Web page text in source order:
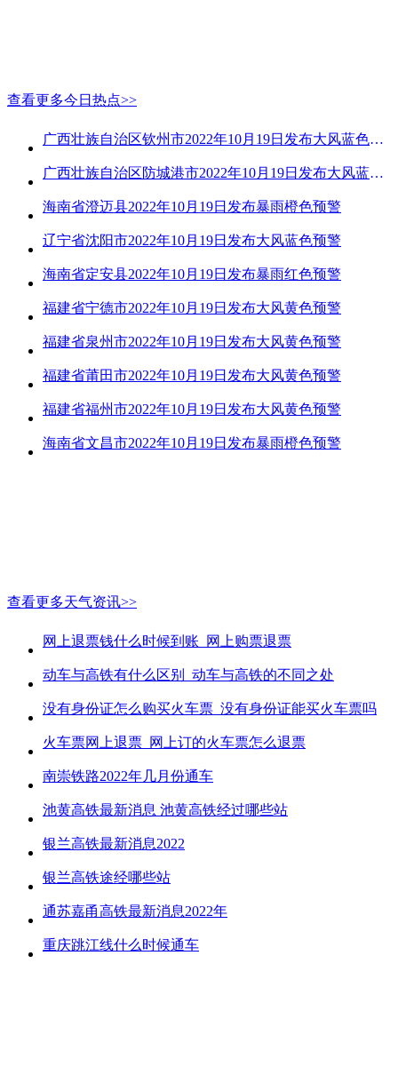
查看更多今日热点>>
广西壮族自治区钦州市2022年10月19日发布大风蓝色预警
广西壮族自治区防城港市2022年10月19日发布大风蓝色预警
海南省澄迈县2022年10月19日发布暴雨橙色预警
辽宁省沈阳市2022年10月19日发布大风蓝色预警
海南省定安县2022年10月19日发布暴雨红色预警
福建省宁德市2022年10月19日发布大风黄色预警
福建省泉州市2022年10月19日发布大风黄色预警
福建省莆田市2022年10月19日发布大风黄色预警
福建省福州市2022年10月19日发布大风黄色预警
海南省文昌市2022年10月19日发布暴雨橙色预警
查看更多天气资讯>>
网上退票钱什么时候到账_网上购票退票
动车与高铁有什么区别_动车与高铁的不同之处
没有身份证怎么购买火车票_没有身份证能买火车票吗
火车票网上退票_网上订的火车票怎么退票
南崇铁路2022年几月份通车
池黄高铁最新消息 池黄高铁经过哪些站
银兰高铁最新消息2022
银兰高铁途经哪些站
通苏嘉甬高铁最新消息2022年
重庆跳江线什么时候通车